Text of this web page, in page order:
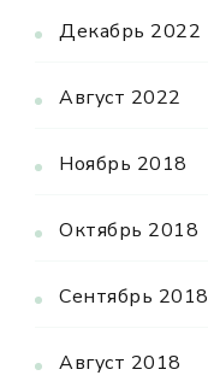
Декабрь 2022
Август 2022
Ноябрь 2018
Октябрь 2018
Сентябрь 2018
Август 2018